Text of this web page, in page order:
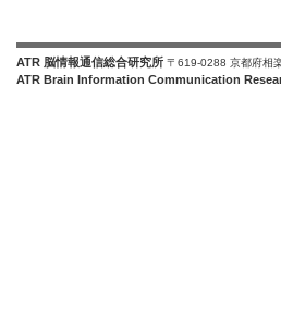
ATR 脳情報通信総合研究所 〒619-0288 京都府相
ATR Brain Information Communication